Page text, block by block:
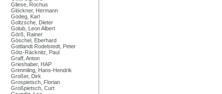
Gliese, Rochus
Glöckner, Hermann
Godeg, Karl
Goltzsche, Dieter
Golub, Leon Albert
Görß, Rainer
Göschel, Eberhard
Gottlandt Rodelstedt, Peter
Götz-Räcknitz, Paul
Graff, Anton
Grieshaber, HAP
Grimmling, Hans-Hendrik
Großer, Dirk
Grospietsch, Florian
Großpietsch, Curt